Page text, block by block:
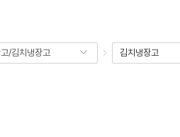
/김치냉장고 김치냉장고